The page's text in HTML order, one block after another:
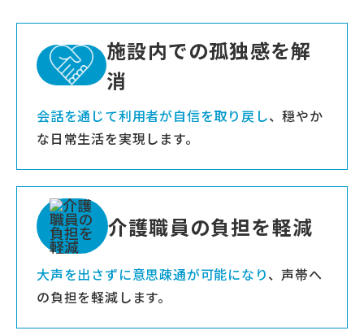
施設内での孤独感を解
消
会話を通じて利用者が自信を取り戻し、穏やか
な日常生活を実現します。
介護職員の負担を軽減
大声を出さずに意思疎通が可能になり、声帯へ
の負担を軽減します。